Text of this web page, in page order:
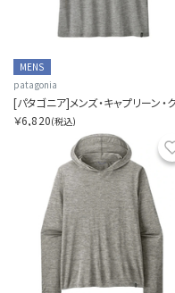
MENS
patagonia
￥6,820(税込)